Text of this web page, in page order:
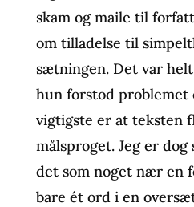
skam og maile til
om tilladelse til
sætningen. Det var
hun forstod problemet
vigtigste er at teksten
målsproget. Jeg er
det som noget nær en
bare ét ord i en